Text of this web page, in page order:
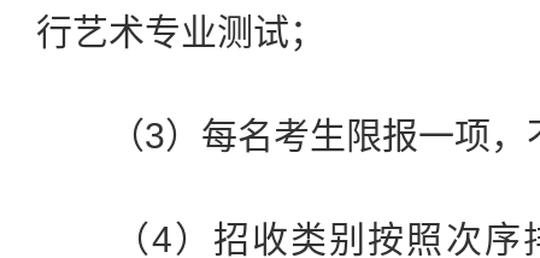
行艺术专业测试；
（3）每名考生限报一项，
（4）招收类别按照次序